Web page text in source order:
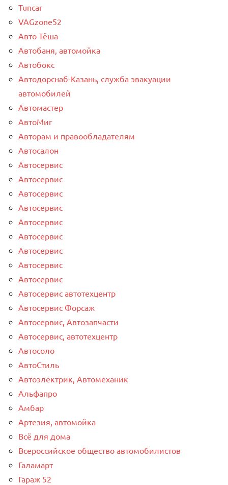
Tuncar
VAGzone52
Авто Тёша
Автобаня, автомойка
Автобокс
Автодорснаб-Казань, служба эвакуации
автомобилей
Автомастер
АвтоМиг
Авторам и правообладателям
Автосалон
Автосервис
Автосервис
Автосервис
Автосервис
Автосервис
Автосервис
Автосервис
Автосервис
Автосервис
Автосервис автотехцентр
Автосервис Форсаж
Автосервис, Автозапчасти
Автосервис, автотехцентр
Автосоло
АвтоСтиль
Автоэлектрик, Автомеханик
Альфапро
Амбар
Артезия, автомойка
Всё для дома
Всероссийское общество автомобилистов
Галамарт
Гараж 52